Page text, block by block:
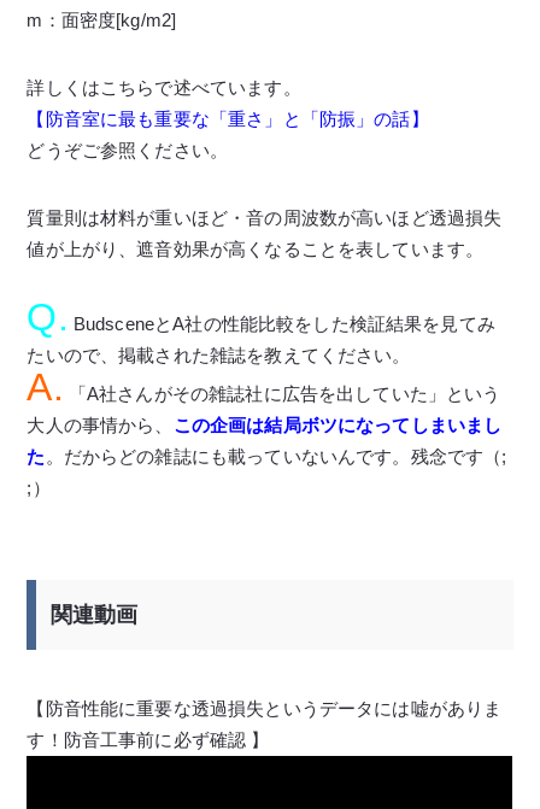
m：面密度[kg/m2]
詳しくはこちらで述べています。
【防音室に最も重要な「重さ」と「防振」の話】
どうぞご参照ください。
質量則は材料が重いほど・音の周波数が高いほど透過損失
値が上がり、遮音効果が高くなることを表しています。
Q. BudsceneとA社の性能比較をした検証結果を見てみ
たいので、掲載された雑誌を教えてください。
A.
「A社さんがその雑誌社に広告を出していた」という
大人の事情から、 この企画は結局ボツになってしまいまし
た 。だからどの雑誌にも載っていないんです。残念です（;
;）
関連動画
【防音性能に重要な透過損失というデータには嘘がありま
す！防音工事前に必ず確認 】